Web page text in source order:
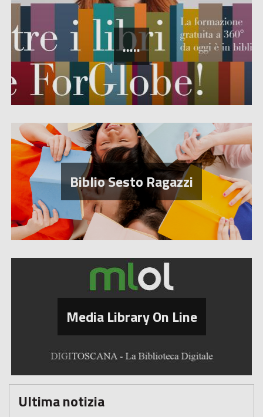
.....
Biblio Sesto Ragazzi
Media Library On Line
Ultima notizia